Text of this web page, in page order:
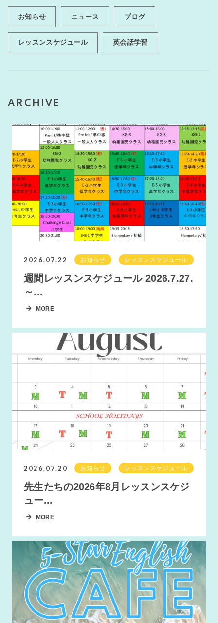
お知らせ ニュース ブログ
レッスンスケジュール 英会話学習
ARCHIVE
2026.07.22 お知らせ レッスンスケジュール
週間レッスンスケジュール 2026.7.27.
～...
MORE
2026.07.20 お知らせ レッスンスケジュール
先生たちの2026年8月レッスンスケジ
ュー...
MORE